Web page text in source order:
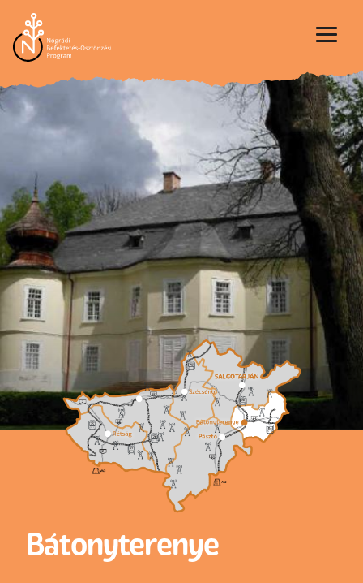
Ugrás
tartalomra
A PROGRAMRÓL
BEFEKTETÉS-ÖSZTÖNZÉS
A BEFEKTETŐBARÁT MEGYE
NÓGRÁD CSODÁI
TÁMOGATÁSOK
KAPCSOLAT
Bátonyterenye